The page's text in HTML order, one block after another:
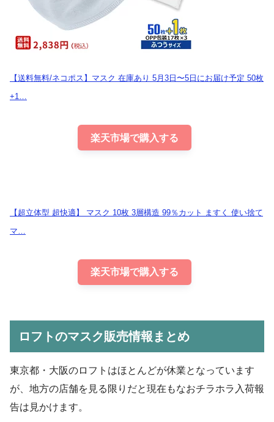
【送料無料/ネコポス】マスク 在庫あり 5月3日〜5日にお届け予定 50枚
+1…
楽天市場で購入する
【超立体型 超快適】 マスク 10枚 3層構造 99％カット ますく 使い捨て
マ…
楽天市場で購入する
ロフトのマスク販売情報まとめ
東京都・大阪のロフトはほとんどが休業となっています
が、地方の店舗を見る限りだと現在もなおチラホラ入荷報
告は見かけます。